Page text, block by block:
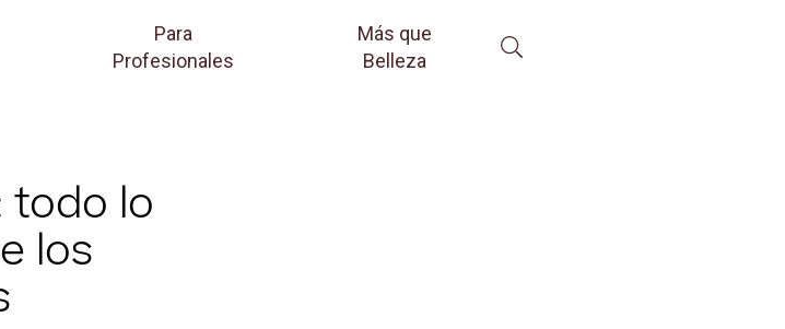
Para
Profesionales
Más que
Belleza
todo lo
los